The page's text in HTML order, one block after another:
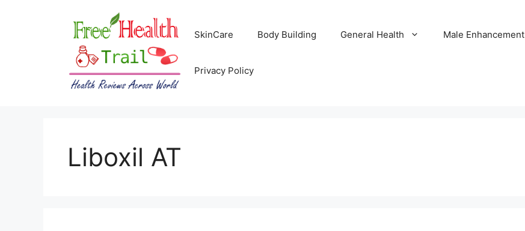
SkinCare Body Building General Health Male Enhancement
Privacy Policy
Liboxil AT